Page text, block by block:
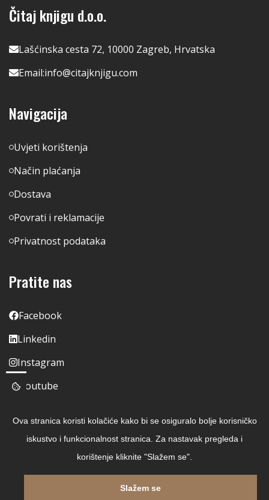
Čitaj knjigu d.o.o.
Lašćinska cesta 72, 10000 Zagreb, Hrvatska
Email:info@citajknjigu.com
Navigacija
Uvjeti korištenja
Način plaćanja
Dostava
Povrati i reklamacije
Privatnost podataka
Pratite nas
Facebook
Linkedin
Instagram
Youtube
Ova stranica koristi kolačiće kako bi se osiguralo bolje korisničko
iskustvo i funkcionalnost stranica. Za nastavak pregleda i
korištenje kliknite "Slažem se".
Slažem se